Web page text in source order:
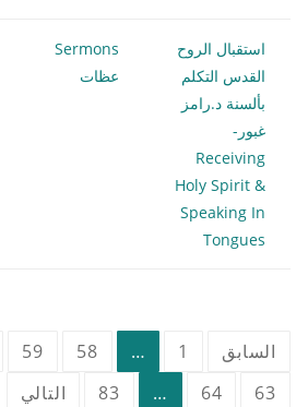
استقبال الروح
القدس التكلم
بألسنة د.رامز
غبور-
Receiving
Holy Spirit &
Speaking In
Tongues
Sermons
عظات
تعدد
صفحات
السابق 1
…
58
59
63
64
…
83 التالي